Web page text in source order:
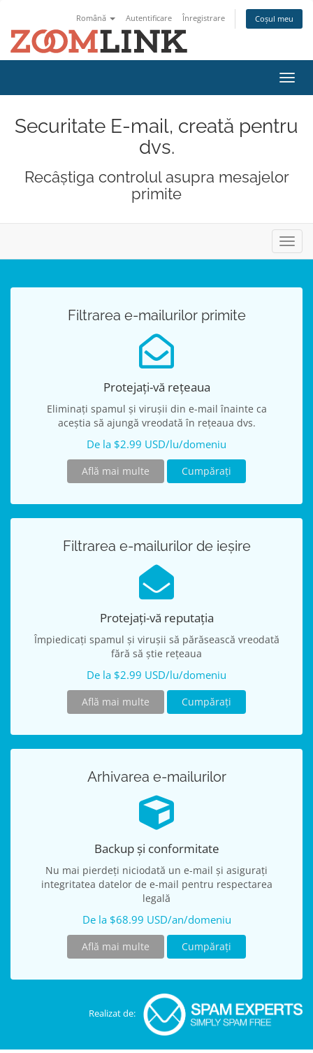
Română Autentificare Înregistrare Coșul meu
Securitate E-mail, creată pentru
dvs.
Recâștiga controlul asupra mesajelor
primite
Filtrarea e-mailurilor primite
Protejați-vă rețeaua
Eliminați spamul și virușii din e-mail înainte ca
aceștia să ajungă vreodată în rețeaua dvs.
De la $2.99 USD/lu/domeniu
Află mai multe Cumpărați
Filtrarea e-mailurilor de ieșire
Protejați-vă reputația
Împiedicați spamul și virușii să părăsească vreodată
fără să știe rețeaua
De la $2.99 USD/lu/domeniu
Află mai multe Cumpărați
Arhivarea e-mailurilor
Backup și conformitate
Nu mai pierdeți niciodată un e-mail și asigurați
integritatea datelor de e-mail pentru respectarea
legală
De la $68.99 USD/an/domeniu
Află mai multe Cumpărați
Realizat de: